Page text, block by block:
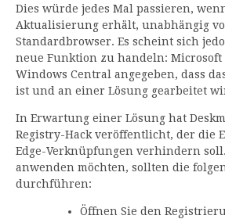
Dies würde jedes Mal passieren,
Aktualisierung erhält, unabhängig
Standardbrowser. Es scheint sich
neue Funktion zu handeln: Microsoft
Windows Central angegeben, dass
ist und an einer Lösung gearbeitet
In Erwartung einer Lösung hat
Registry-Hack veröffentlicht, der die
Edge-Verknüpfungen verhindern
anwenden möchten, sollten die
durchführen:
Öffnen Sie den